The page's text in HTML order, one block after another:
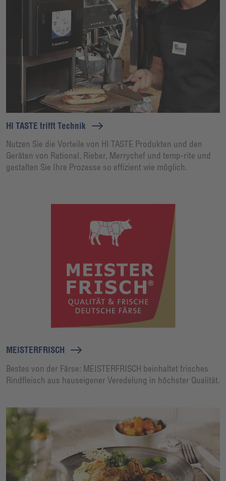
HI TASTE trifft Technik
Nutzen Sie die Vorteile von HI TASTE Produkten und den
Geräten von Rational, Rieber, Merrychef und temp-rite und
gestalten Sie Ihre Prozesse so effizient wie möglich.
MEISTERFRISCH
Bestes von der Färse: MEISTERFRISCH beinhaltet frisches
Rindfleisch aus hauseigener Veredelung in höchster Qualität.